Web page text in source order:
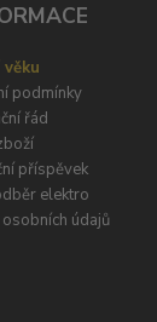
podmínky
řád
příspěvek
elektro
osobních údajů